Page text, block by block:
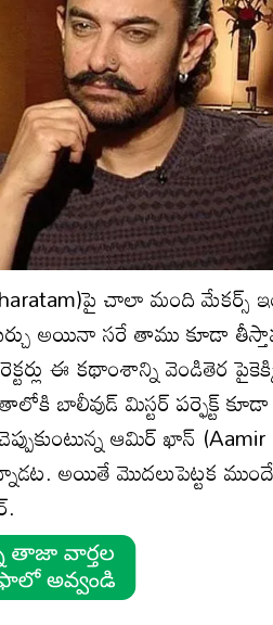
చాలా మంది మేకర్స్
అయినా సరే తాము కూడా
ఈ కథాంశాన్ని వెండితెర
బాలీవుడ్ మిస్టర్ పర్ఫెక్ట్ కూడా
ఆమిర్ ఖాన్ (Aamir
అయితే మొదలుపెట్టక ముందే